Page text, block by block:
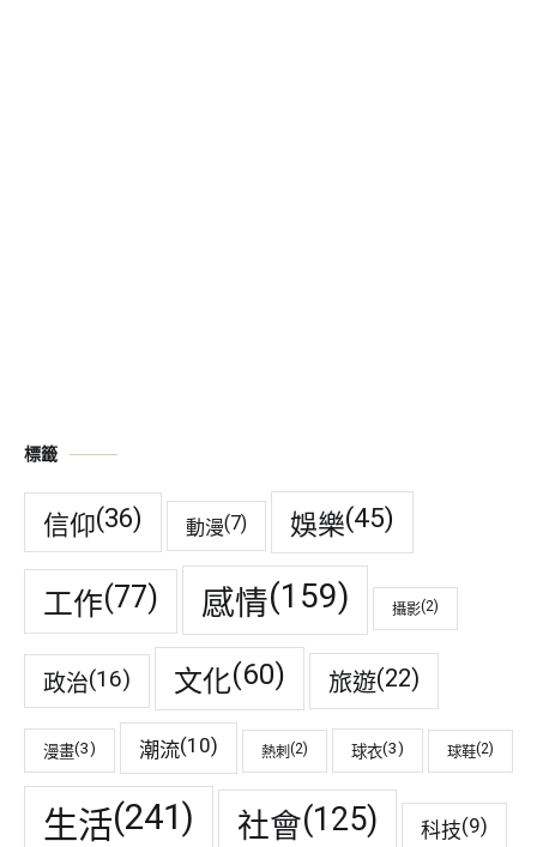
標籤
信仰(36) 動漫(7) 娛樂(45)
工作(77) 感情(159) 攝影(2)
政治(16) 文化(60) 旅遊(22)
漫畫(3) 潮流(10) 熱刺 (2) 球衣(3) 球鞋(2)
生活(241) 社會(125) 科技(9)